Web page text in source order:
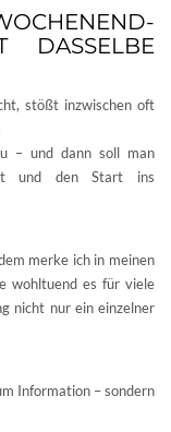
DASSELBE
stößt inzwischen oft
– und dann soll man
und den Start ins
merke ich in meinen
wohltuend es für viele
nicht nur ein einzelner
Information – sondern